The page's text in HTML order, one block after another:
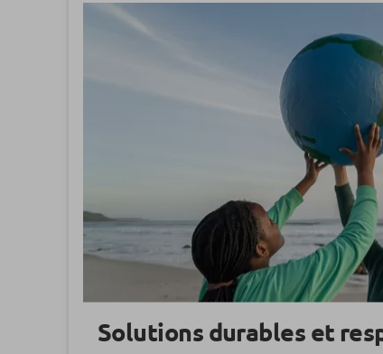
Solutions durables et